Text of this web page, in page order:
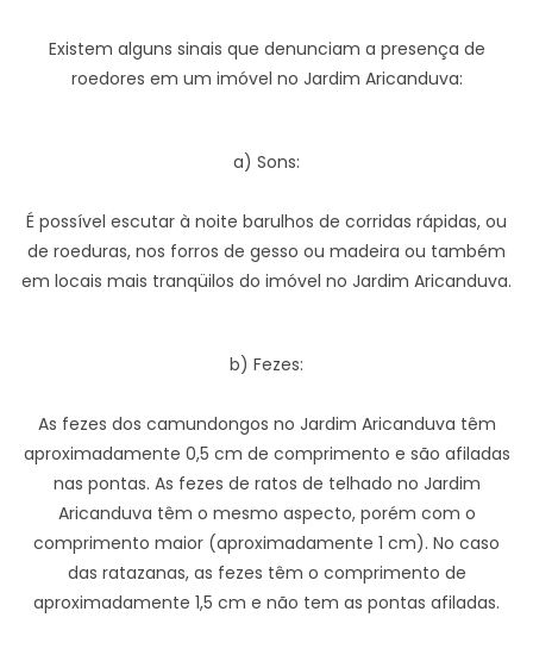
Existem alguns sinais que denunciam a presença de
roedores em um imóvel no Jardim Aricanduva:
a) Sons:
É possível escutar à noite barulhos de corridas rápidas, ou
de roeduras, nos forros de gesso ou madeira ou também
em locais mais tranqüilos do imóvel no Jardim Aricanduva.
b) Fezes:
As fezes dos camundongos no Jardim Aricanduva têm
aproximadamente 0,5 cm de comprimento e são afiladas
nas pontas. As fezes de ratos de telhado no Jardim
Aricanduva têm o mesmo aspecto, porém com o
comprimento maior (aproximadamente 1 cm). No caso
das ratazanas, as fezes têm o comprimento de
aproximadamente 1,5 cm e não tem as pontas afiladas.